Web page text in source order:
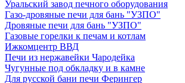
Уральский завод печного оборудования
Газо-дровяные печи для бань "УЗПО"
Дровяные печи для бань "УЗПО"
Газовые горелки к печам и котлам
Ижкомцентр ВВД
Печи из нержавейки Чародейка
Чугунные под обкладку и в камне
Для русской бани печи Ферингер